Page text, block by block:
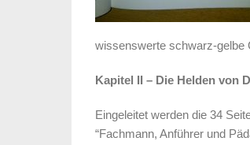
wissenswerte schwarz-gelbe
Kapitel II – Die Helden von
Eingeleitet werden die 34
“Fachmann, Anführer und